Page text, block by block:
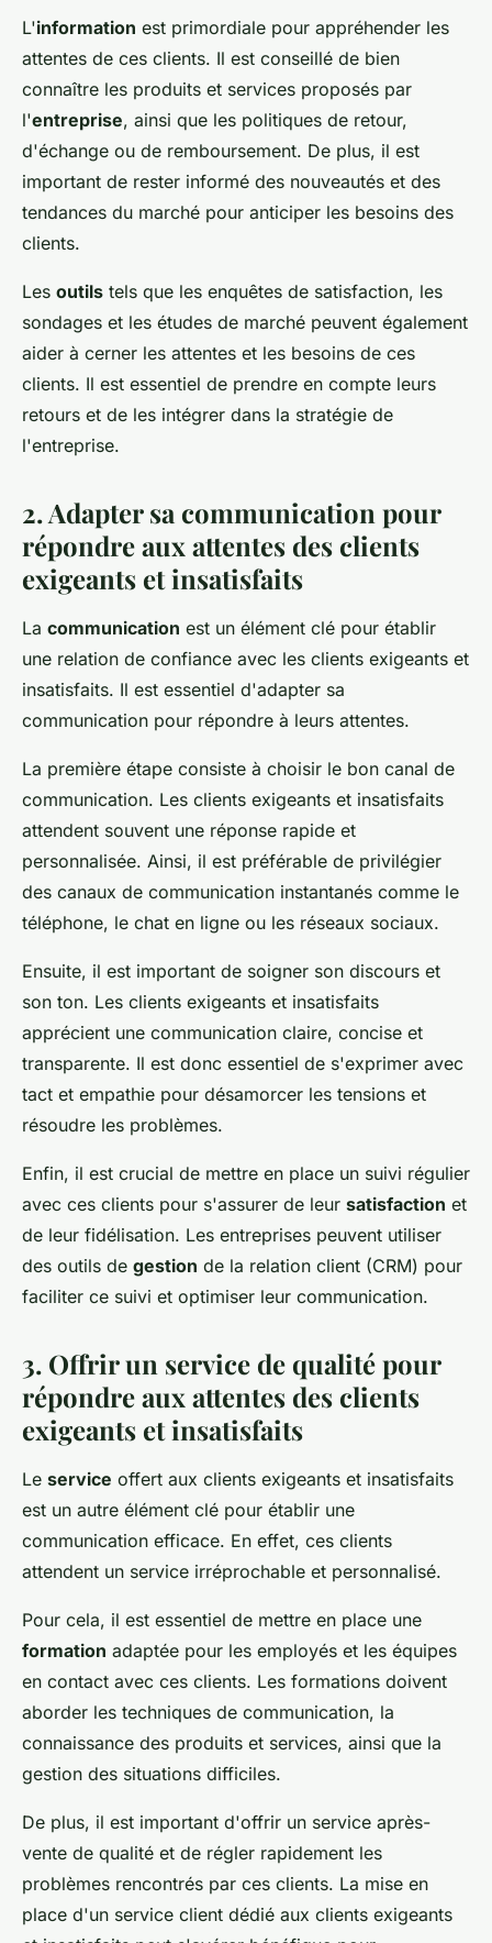
L'information est primordiale pour appréhender les
attentes de ces clients. Il est conseillé de bien
connaître les produits et services proposés par
l'entreprise, ainsi que les politiques de retour,
d'échange ou de remboursement. De plus, il est
important de rester informé des nouveautés et des
tendances du marché pour anticiper les besoins des
clients.
Les outils tels que les enquêtes de satisfaction, les
sondages et les études de marché peuvent également
aider à cerner les attentes et les besoins de ces
clients. Il est essentiel de prendre en compte leurs
retours et de les intégrer dans la stratégie de
l'entreprise.
2. Adapter sa communication pour
répondre aux attentes des clients
exigeants et insatisfaits
La communication est un élément clé pour établir
une relation de confiance avec les clients exigeants et
insatisfaits. Il est essentiel d'adapter sa
communication pour répondre à leurs attentes.
La première étape consiste à choisir le bon canal de
communication. Les clients exigeants et insatisfaits
attendent souvent une réponse rapide et
personnalisée. Ainsi, il est préférable de privilégier
des canaux de communication instantanés comme le
téléphone, le chat en ligne ou les réseaux sociaux.
Ensuite, il est important de soigner son discours et
son ton. Les clients exigeants et insatisfaits
apprécient une communication claire, concise et
transparente. Il est donc essentiel de s'exprimer avec
tact et empathie pour désamorcer les tensions et
résoudre les problèmes.
Enfin, il est crucial de mettre en place un suivi régulier
avec ces clients pour s'assurer de leur satisfaction et
de leur fidélisation. Les entreprises peuvent utiliser
des outils de gestion de la relation client (CRM) pour
faciliter ce suivi et optimiser leur communication.
3. Offrir un service de qualité pour
répondre aux attentes des clients
exigeants et insatisfaits
Le service offert aux clients exigeants et insatisfaits
est un autre élément clé pour établir une
communication efficace. En effet, ces clients
attendent un service irréprochable et personnalisé.
Pour cela, il est essentiel de mettre en place une
formation adaptée pour les employés et les équipes
en contact avec ces clients. Les formations doivent
aborder les techniques de communication, la
connaissance des produits et services, ainsi que la
gestion des situations difficiles.
De plus, il est important d'offrir un service après-
vente de qualité et de régler rapidement les
problèmes rencontrés par ces clients. La mise en
place d'un service client dédié aux clients exigeants